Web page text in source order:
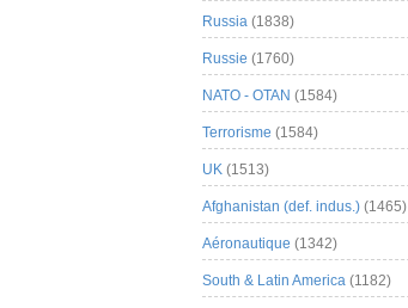
Russia (1838)
Russie (1760)
NATO - OTAN (1584)
Terrorisme (1584)
UK (1513)
Afghanistan (def. indus.) (1465)
Aéronautique (1342)
South & Latin America (1182)